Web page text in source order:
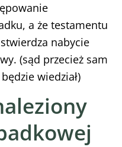
a że testamentu
nabycie
(sąd przecież sam
wiedział)